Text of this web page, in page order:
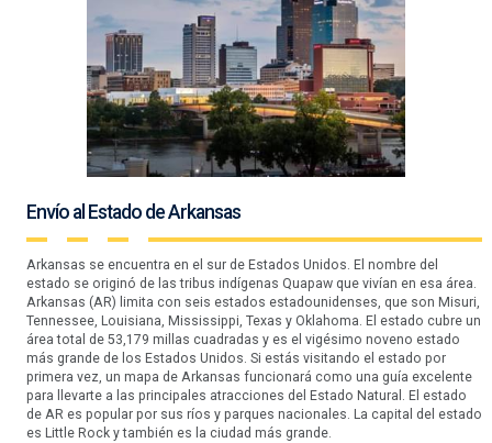
Envío al Estado de Arkansas
Arkansas se encuentra en el sur de Estados Unidos. El nombre del
estado se originó de las tribus indígenas Quapaw que vivían en esa área.
Arkansas (AR) limita con seis estados estadounidenses, que son Misuri,
Tennessee, Louisiana, Mississippi, Texas y Oklahoma. El estado cubre un
área total de 53,179 millas cuadradas y es el vigésimo noveno estado
más grande de los Estados Unidos. Si estás visitando el estado por
primera vez, un mapa de Arkansas funcionará como una guía excelente
para llevarte a las principales atracciones del Estado Natural. El estado
de AR es popular por sus ríos y parques nacionales. La capital del estado
es Little Rock y también es la ciudad más grande.